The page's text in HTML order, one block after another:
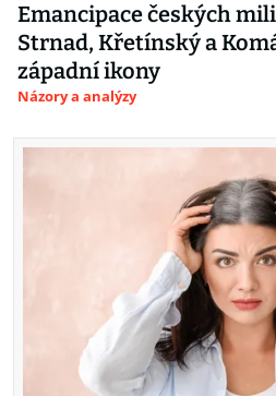
Emancipace českých
Strnad, Křetínský a
západní ikony
Názory a analýzy